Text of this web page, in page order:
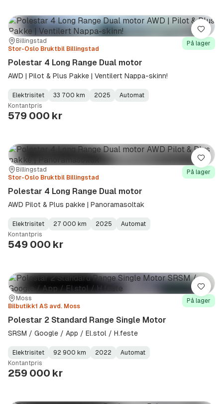
Sted:Billingstad
Forhandler:
Stor-Oslo Bruktbil Billingstad
På lager
Polestar 4 Long Range Dual motor
AWD | Pilot & Plus Pakke | Ventilert Nappa-skinn!
Fuel
Type:
Elektrisitet
Kilometerstand :
33 700 km
Model
Year:
2025
Gearbox
Type:
Automat
Kontantpris
579 000 kr
Lagre
Sted:Billingstad
Forhandler:
Stor-Oslo Bruktbil Billingstad
På lager
Polestar 4 Long Range Dual motor
AWD Pilot & Plus pakke | Panoramasoltak
Fuel
Type:
Elektrisitet
Kilometerstand:
27 000 km
Model
Year:
2025
Gearbox
Type:
Automat
Kontantpris
549 000 kr
Lagre
Sted:
Moss
Forhandler:
Bilbutikk1 AS avd. Moss
På lager
Polestar 2 Standard Range Single Motor
SRSM / Google / App / El.stol / H.feste
Fuel
Type:
Elektrisitet
Kilometerstand:
92 900 km
Model
Year:
2022
Gearbox
Type:
Automat
Kontantpris
259 000 kr
Lagre